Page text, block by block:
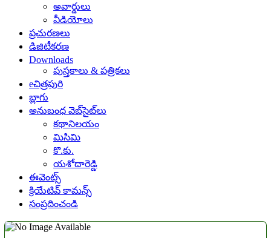
అవార్డులు
వీడియోలు
ప్రచురణలు
డిజిటీకరణ
Downloads
పుస్తకాలు & పత్రికలు
eచిత్రపురి
బ్లాగు
అనుబంధ వెబ్‌సైట్‌లు
కథానిలయం
మిసిమి
కొ.కు.
యశోదారెడ్డి
ఈవెంట్స్
క్రియేటివ్ కామన్స్
సంప్రదించండి